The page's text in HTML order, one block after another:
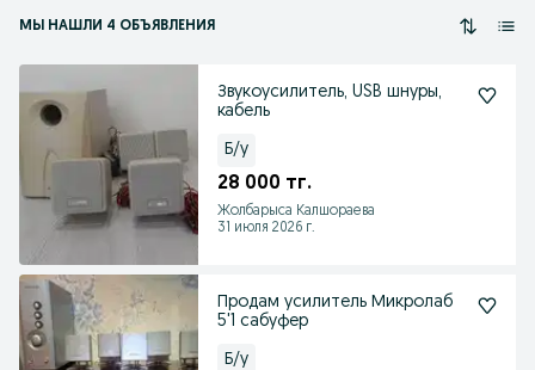
МЫ НАШЛИ 4 ОБЪЯВЛЕНИЯ
Звукоусилитель, USB шнуры,
кабель
Б/у
28 000 тг.
Жолбарыса Калшораева
31 июля 2026 г.
Продам усилитель Микролаб
5'1 сабуфер
Б/у